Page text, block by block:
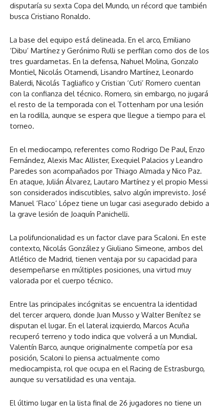
disputaría su sexta Copa del Mundo, un récord que también
busca Cristiano Ronaldo.
La base del equipo está delineada. En el arco, Emiliano
‘Dibu’ Martínez y Gerónimo Rulli se perfilan como dos de los
tres guardametas. En la defensa, Nahuel Molina, Gonzalo
Montiel, Nicolás Otamendi, Lisandro Martínez, Leonardo
Balerdi, Nicolás Tagliafico y Cristian ‘Cuti’ Romero cuentan
con la confianza del técnico. Romero, sin embargo, no jugará
el resto de la temporada con el Tottenham por una lesión
en la rodilla, aunque se espera que llegue a tiempo para el
torneo.
En el mediocampo, referentes como Rodrigo De Paul, Enzo
Fernández, Alexis Mac Allister, Exequiel Palacios y Leandro
Paredes son acompañados por Thiago Almada y Nico Paz.
En ataque, Julián Álvarez, Lautaro Martínez y el propio Messi
son considerados indiscutibles, salvo algún imprevisto. José
Manuel ‘Flaco’ López tiene un lugar casi asegurado debido a
la grave lesión de Joaquín Panichelli.
La polifuncionalidad es un factor clave para Scaloni. En este
contexto, Nicolás González y Giuliano Simeone, ambos del
Atlético de Madrid, tienen ventaja por su capacidad para
desempeñarse en múltiples posiciones, una virtud muy
valorada por el cuerpo técnico.
Entre las principales incógnitas se encuentra la identidad
del tercer arquero, donde Juan Musso y Walter Benítez se
disputan el lugar. En el lateral izquierdo, Marcos Acuña
recuperó terreno y todo indica que volverá a un Mundial.
Valentín Barco, aunque originalmente competía por esa
posición, Scaloni lo piensa actualmente como
mediocampista, rol que ocupa en el Racing de Estrasburgo,
aunque su versatilidad es una ventaja.
El último lugar en la lista final de 26 jugadores no tiene un